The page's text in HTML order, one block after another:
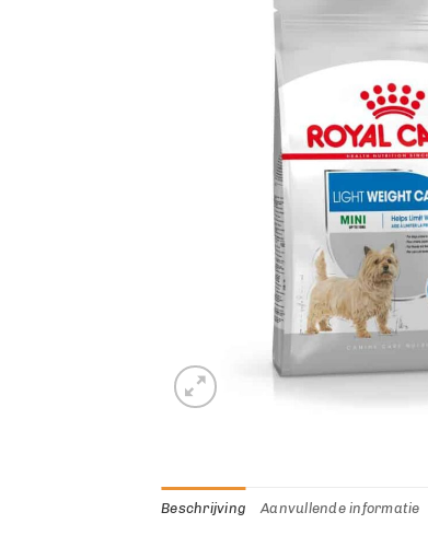
Beschrijving Aanvullende informatie